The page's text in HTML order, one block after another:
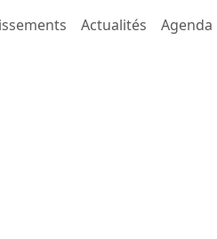
Actualités Agenda